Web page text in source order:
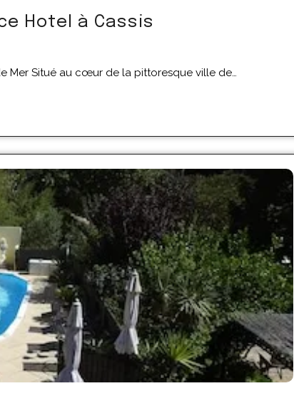
Hotel à Cassis
Mer Situé au cœur de la pittoresque ville de…